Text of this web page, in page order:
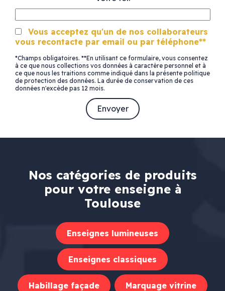
Vous acceptez qu'un de nos collaborateurs
vous recontacte par email ou par téléphone**
*Champs obligatoires. **En utilisant ce formulaire, vous consentez
à ce que nous collections vos données à caractère personnel et à
ce que nous les traitions comme indiqué dans la présente politique
de protection des données. La durée de conservation de ces
données n'excède pas 12 mois.
Nos catégories de produits
pour votre enseigne à
Toulouse
Enseignes lumineuses
Enseignes classiques
Habillage façade Marquage vitrine